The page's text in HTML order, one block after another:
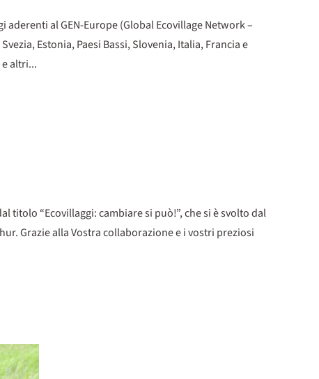
al GEN-Europe (Global Ecovillage Network –
Estonia, Paesi Bassi, Slovenia, Italia, Francia e
altri...
titolo “Ecovillaggi: cambiare si può!”, che si è svolto dal
Grazie alla Vostra collaborazione e i vostri preziosi